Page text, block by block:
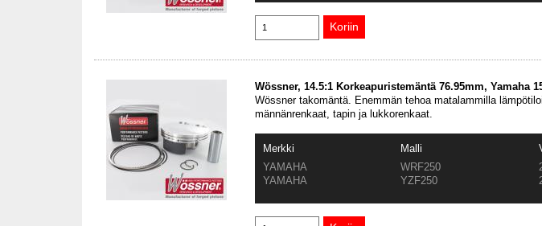
Wössner, 14.5:1 Korkeapuristemäntä 76.95mm, Yamaha
Wössner takomäntä. Enemmän tehoa matalammilla
männänrenkaat, tapin ja lukkorenkaat.
Merkki Malli
YAMAHA
WRF250
YAMAHA
YZF250